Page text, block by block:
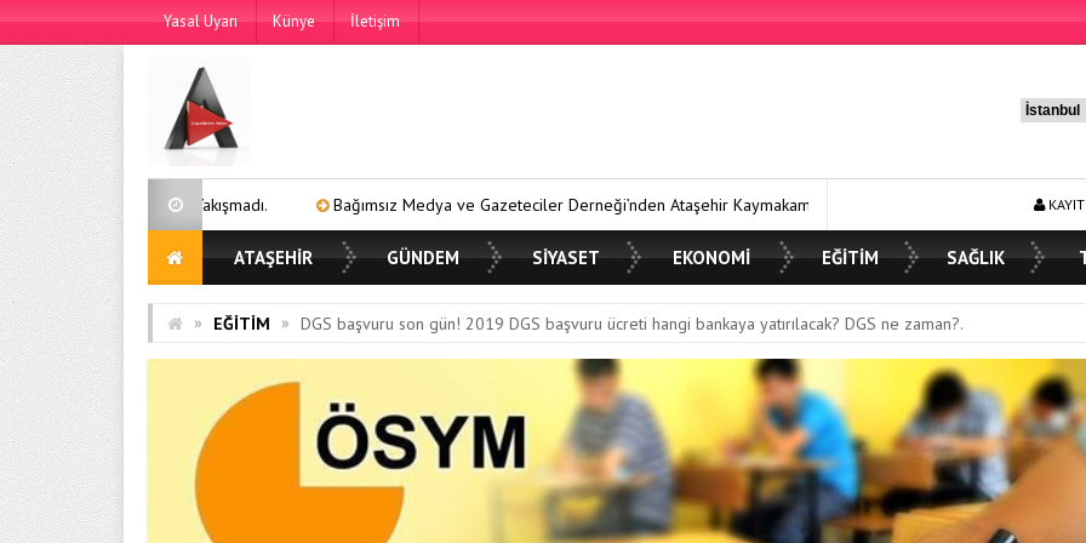
Yasal Uyarı Künye İletişim
Yakışmadı. Bağımsız Medya ve Gazeteciler Derneği’nden Ataşehir Kaymakamı Eren Arslan’a Ziyaret Murat Güneş’ten Basın
ATAŞEHİR GÜNDEM SİYASET EKONOMİ EĞİTİM SAĞLIK
» EĞİTİM » DGS başvuru son gün! 2019 DGS başvuru ücreti hangi bankaya yatırılacak? DGS ne zaman?.